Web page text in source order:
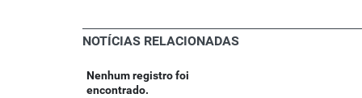
NOTÍCIAS RELACIONADAS
Nenhum registro foi
encontrado.